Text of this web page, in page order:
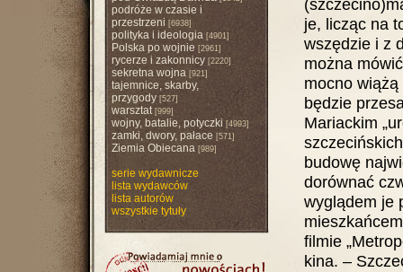
podróże w czasie i
przestrzeni [6938]
polityka i ideologia[4901]
Polska po wojnie [2961]
rycerze i zakonnicy[2220]
sekretna wojna[921]
tajemnice, skarby,
przygody[527]
warsztat[999]
wojny, batalie, potyczki [4993]
zamki, dwory, pałace [571]
Ziemia Obiecana[989]
serie wydawnicze
lista wydawców
lista autorów
wszystkie tytuły
je, licząc na
wszędzie i z
można
mocno
będzie
Mariackim
budowę
dorównać
wyglądem je
filmie
kina. –